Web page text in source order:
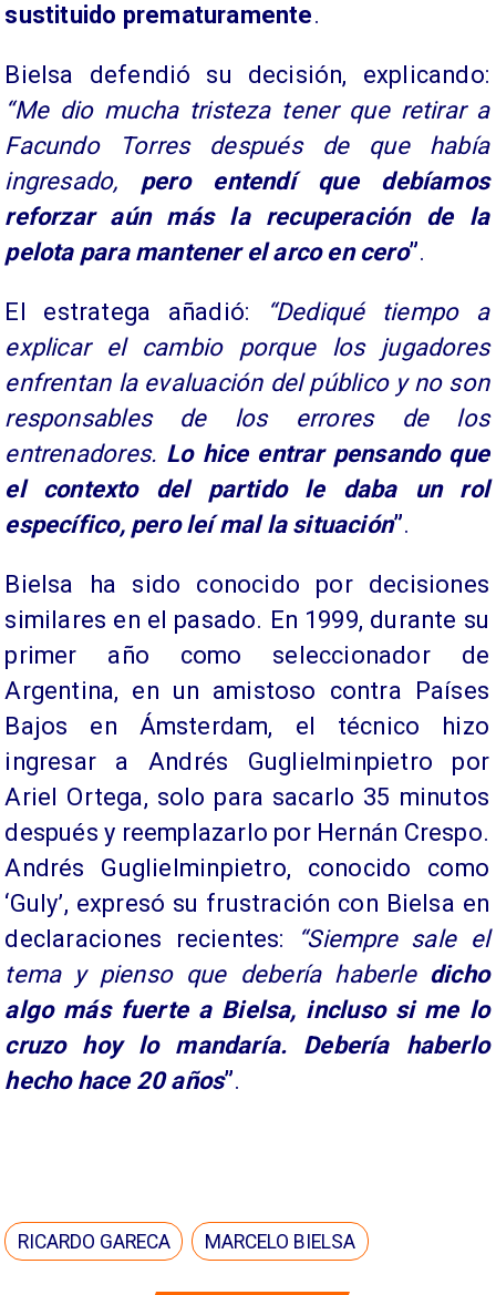
sustituido prematuramente.
Bielsa defendió su decisión, explicando:
“Me dio mucha tristeza tener que retirar a
Facundo Torres después de que había
ingresado, pero entendí que debíamos
reforzar aún más la recuperación de la
pelota para mantener el arco en cero”.
El estratega añadió:
“Dediqué tiempo a
explicar el cambio porque los jugadores
enfrentan la evaluación del público y no son
responsables de los errores de los
entrenadores. Lo hice entrar pensando que
el contexto del partido le daba un rol
específico, pero leí mal la situación”.
Bielsa ha sido conocido por decisiones
similares en el pasado. En 1999, durante su
primer año como seleccionador de
Argentina, en un amistoso contra Países
Bajos en Ámsterdam, el técnico hizo
ingresar a Andrés Guglielminpietro por
Ariel Ortega, solo para sacarlo 35 minutos
después y reemplazarlo por Hernán Crespo.
Andrés Guglielminpietro, conocido como
‘Guly’, expresó su frustración con Bielsa en
declaraciones recientes:
“Siempre sale el
tema y pienso que debería haberle dicho
algo más fuerte a Bielsa, incluso si me lo
cruzo hoy lo mandaría. Debería haberlo
hecho hace 20 años”.
RICARDO GARECA MARCELO BIELSA